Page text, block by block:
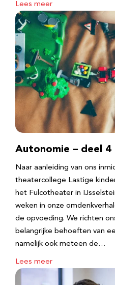
Lees meer
Autonomie – deel 4
Naar aanleiding van ons
theatercollege Lastige
het Fulcotheater in
weken in onze
de opvoeding. We richten
belangrijke behoeften van
namelijk ook meteen de…
Lees meer